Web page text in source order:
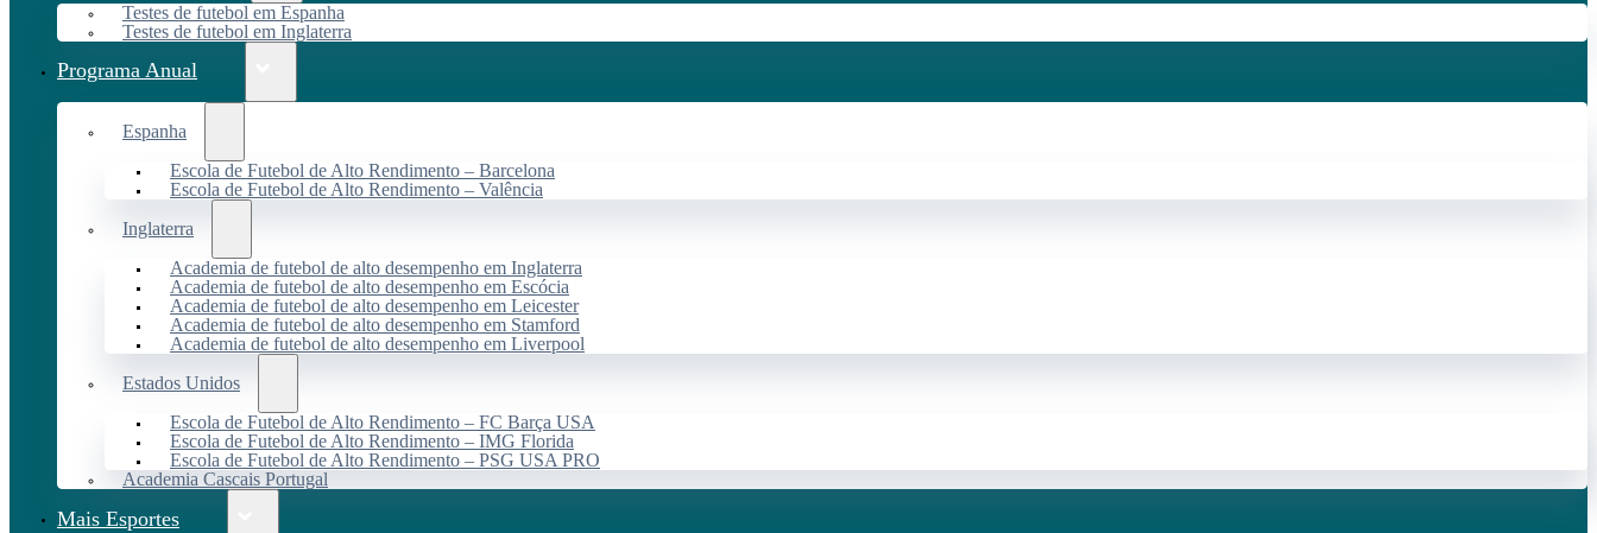
Testes de futebol em Espanha
Testes de futebol em Inglaterra
Programa Anual
Espanha
Escola de Futebol de Alto Rendimento – Barcelona
Escola de Futebol de Alto Rendimento – Valência
Inglaterra
Academia de futebol de alto desempenho em Inglaterra
Academia de futebol de alto desempenho em Escócia
Academia de futebol de alto desempenho em Leicester
Academia de futebol de alto desempenho em Stamford
Academia de futebol de alto desempenho em Liverpool
Estados Unidos
Escola de Futebol de Alto Rendimento – FC Barça USA
Escola de Futebol de Alto Rendimento – IMG Florida
Escola de Futebol de Alto Rendimento – PSG USA PRO
Academia Cascais Portugal
Mais Esportes